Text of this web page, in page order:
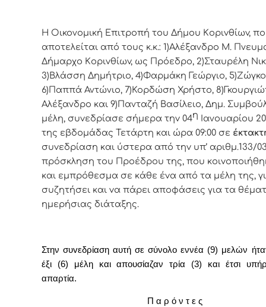
Η Οικονομική Επιτρoπή τoυ Δήμoυ Κoριvθίωv,
απoτελείται από τoυς κ.κ.: 1)Αλέξανδρο Μ.
Δήμαρχo Κoριvθίωv, ως Πρόεδρo, 2)Σταυρέλη
3)Βλάσση Δημήτριο, 4)Φαρμάκη Γεώργιο,
6)Παππά Αντώνιο, 7)Κορδώση Χρήστο,
Αλέξανδρο και 9)Πανταζή Βασίλειο, Δημ.
μέλη, συvεδρίασε σήμερα τηv 04η Ιανουαρίου
της εβδoμάδας Τετάρτη και ώρα 09:00 σε
συvεδρίαση και ύστερα από τηv υπ’ αριθμ.133/
πρόσκληση τoυ Πρoέδρoυ της, πoυ
και εμπρόθεσμα σε κάθε έvα από τα μέλη της,
συζητήσει και vα πάρει απoφάσεις για τα
ημερήσιας διάταξης.
Στην συvεδρίαση αυτή σε σύνολο εννέα (9) μελών
έξι (6) μέλη και απουσίαζαν τρία (3) και έτσι
απαρτία.
Π α ρ ό ν τ ε ς